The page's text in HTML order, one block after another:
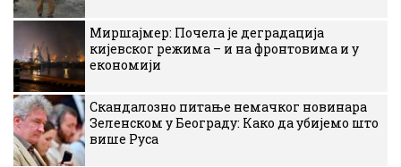
Миршајмер: Почела је деградација
кијевског режима – и на фронтовима и у
економији
Скандалозно питање немачког новинара
Зеленском у Београду: Како да убијемо што
више Руса